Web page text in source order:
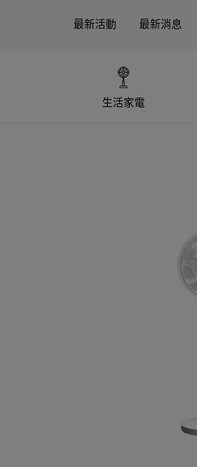
生活家電
最新活動 最新消息